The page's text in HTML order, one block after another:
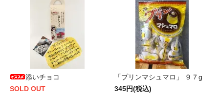
添いチョコ
SOLD OUT
「プリンマシュマロ」 ９７g
345円(税込)